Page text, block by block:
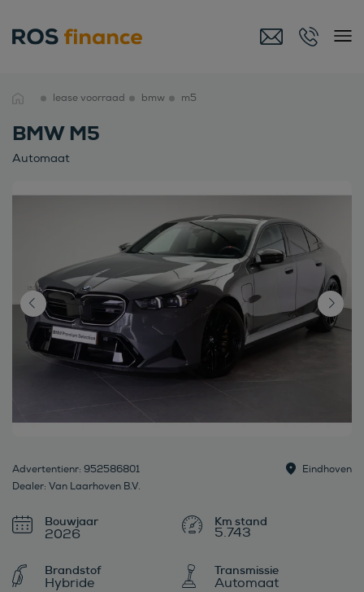
lease voorraad bmw m5
BMW M5
Automaat
Advertentienr: 952586801
Dealer: Van Laarhoven B.V.
Eindhoven
Bouwjaar
2026 5.743
Brandstof
Hybride
Transmissie
Automaat